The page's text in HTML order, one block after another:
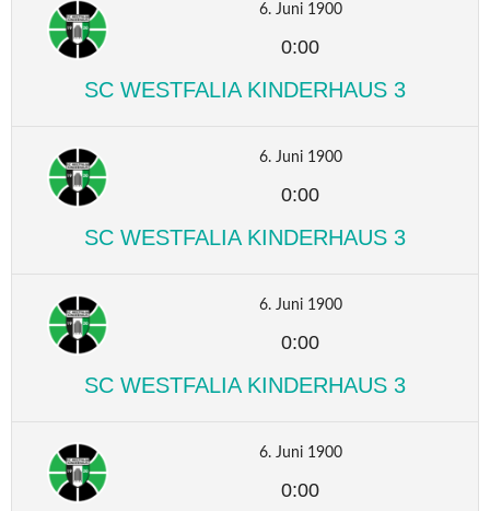
6. Juni 1900
0:00
SC WESTFALIA KINDERHAUS 3
6. Juni 1900
0:00
SC WESTFALIA KINDERHAUS 3
6. Juni 1900
0:00
SC WESTFALIA KINDERHAUS 3
6. Juni 1900
0:00